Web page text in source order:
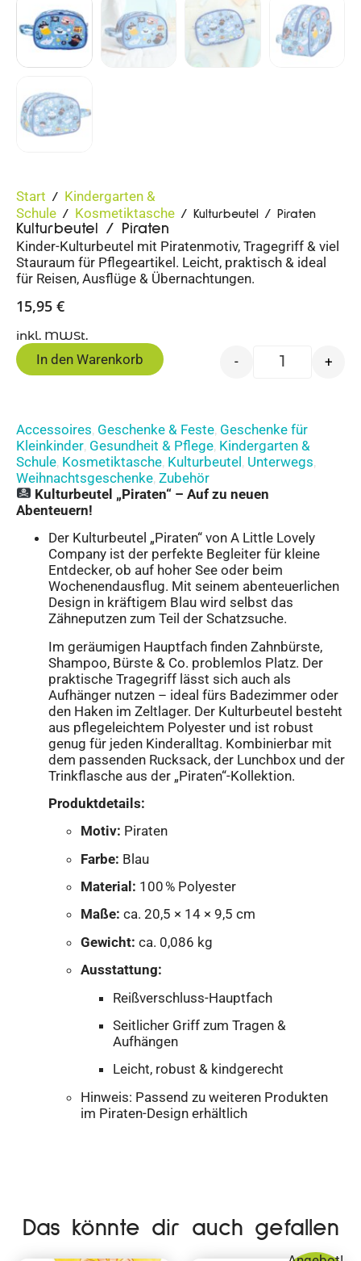
Start / Kindergarten &
Schule / Kosmetiktasche / Kulturbeutel / Piraten
Kulturbeutel / Piraten
Kinder-Kulturbeutel mit Piratenmotiv, Tragegriff & viel
Stauraum für Pflegeartikel. Leicht, praktisch & ideal
für Reisen, Ausflüge & Übernachtungen.
15,95 €
inkl. MWSt.
- +
In den Warenkorb
Accessoires, Geschenke & Feste, Geschenke für
Kleinkinder, Gesundheit & Pflege, Kindergarten &
Schule, Kosmetiktasche, Kulturbeutel, Unterwegs,
Weihnachtsgeschenke, Zubehör
Kulturbeutel „Piraten“ – Auf zu neuen
Abenteuern!
Der Kulturbeutel „Piraten“ von A Little Lovely
Company ist der perfekte Begleiter für kleine
Entdecker, ob auf hoher See oder beim
Wochenendausflug. Mit seinem abenteuerlichen
Design in kräftigem Blau wird selbst das
Zähneputzen zum Teil der Schatzsuche.
Im geräumigen Hauptfach finden Zahnbürste,
Shampoo, Bürste & Co. problemlos Platz. Der
praktische Tragegriff lässt sich auch als
Aufhänger nutzen – ideal fürs Badezimmer oder
den Haken im Zeltlager. Der Kulturbeutel besteht
aus pflegeleichtem Polyester und ist robust
genug für jeden Kinderalltag. Kombinierbar mit
dem passenden Rucksack, der Lunchbox und der
Trinkflasche aus der „Piraten“-Kollektion.
Produktdetails:
Motiv: Piraten
Farbe: Blau
Material: 100 % Polyester
Maße: ca. 20,5 × 14 × 9,5 cm
Gewicht: ca. 0,086 kg
Ausstattung:
Reißverschluss-Hauptfach
Seitlicher Griff zum Tragen &
Aufhängen
Leicht, robust & kindgerecht
Hinweis: Passend zu weiteren Produkten
im Piraten-Design erhältlich
Das könnte dir auch gefallen